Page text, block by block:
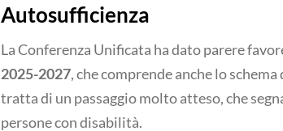
Autosufficienza
La Conferenza Unificata ha dato parere
2025-2027, che comprende anche lo
tratta di un passaggio molto atteso, che
persone con disabilità.